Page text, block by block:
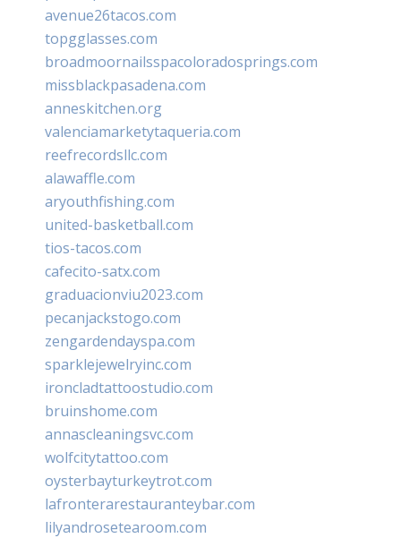
avenue26tacos.com
topgglasses.com
broadmoornailsspacoloradosprings.com
missblackpasadena.com
anneskitchen.org
valenciamarketytaqueria.com
reefrecordsllc.com
alawaffle.com
aryouthfishing.com
united-basketball.com
tios-tacos.com
cafecito-satx.com
graduacionviu2023.com
pecanjackstogo.com
zengardendayspa.com
sparklejewelryinc.com
ironcladtattoostudio.com
bruinshome.com
annascleaningsvc.com
wolfcitytattoo.com
oysterbayturkeytrot.com
lafronterarestauranteybar.com
lilyandrosetearoom.com